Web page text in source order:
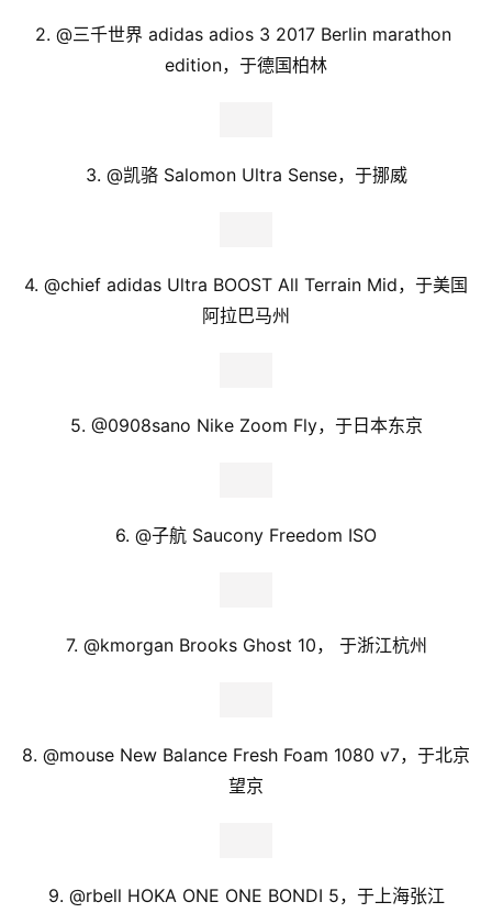
观
2. @三千世界 adidas adios 3 2017 Berlin marathon
edition，于德国柏林
3. @凯骆 Salomon Ultra Sense，于挪威
4. @chief adidas Ultra BOOST All Terrain Mid，于美国
阿拉巴马州
5. @0908sano Nike Zoom Fly，于日本东京
6. @子航 Saucony Freedom ISO
7. @kmorgan Brooks Ghost 10， 于浙江杭州
8. @mouse New Balance Fresh Foam 1080 v7，于北京
望京
9. @rbell HOKA ONE ONE BONDI 5，于上海张江